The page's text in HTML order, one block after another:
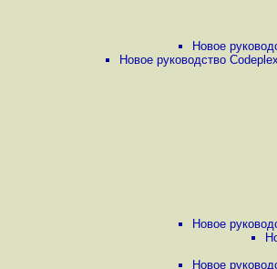
Новое
Новое руководство
Новое
Новое